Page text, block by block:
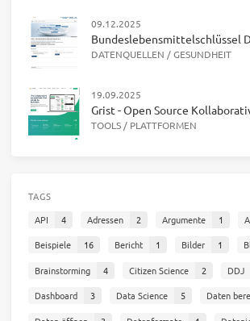
09.12.2025
Bundeslebensmittelschlüssel
DATENQUELLEN /GESUNDHEIT
19.09.2025
Grist - Open Source
TOOLS / PLATTFORMEN
TAGS
API
4 Adressen 2 Argumente 1
Beispiele
16 Bericht 1 Bilder 1
Brainstorming
4 Citizen Science 2 DDJ
Dashboard
3 Data Science 5 Daten